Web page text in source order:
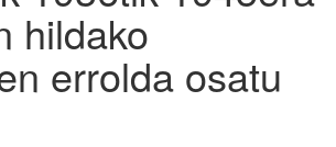
hildako
errolda osatu